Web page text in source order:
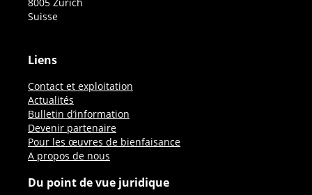
Suisse
Liens
Contact et exploitation
Actualités
Bulletin d’information
Devenir partenaire
Pour les œuvres de bienfaisance
A propos de nous
Du point de vue juridique